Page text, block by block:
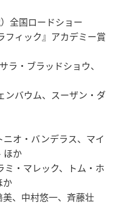
全国ロードショー
フィック』アカデミー賞
ラ・ブラッドショウ、
ンバウム、スーザン・ダ
オ・バンデラス、マイ
ほか
・マレック、トム・ホ
か
、中村悠一、斉藤壮